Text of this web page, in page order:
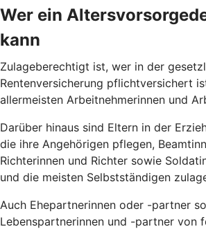
Wer ein
kann
Zulageberechtigt ist, wer in der
Rentenversicherung pflichtversichert
allermeisten Arbeitnehmerinnen und
Darüber hinaus sind Eltern in der
die ihre Angehörigen pflegen,
Richterinnen und Richter sowie
und die meisten Selbstständigen
Auch Ehepartnerinnen oder -partner
Lebenspartnerinnen und -partner von